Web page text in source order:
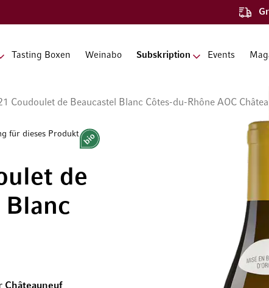
Tasting Boxen Weinabo Subskription Events
Coudoulet de Beaucastel Blanc Côtes-du-Rhône AOC
für dieses Produkt
Bio
de
Blanc